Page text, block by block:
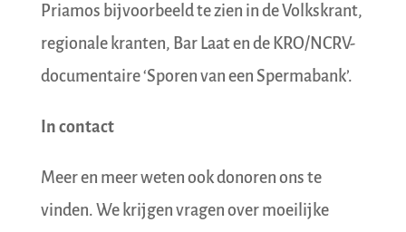
Priamos bijvoorbeeld te zien in de Volkskrant,
regionale kranten, Bar Laat en de KRO/NCRV-
documentaire ‘Sporen van een Spermabank’.
In contact
Meer en meer weten ook donoren ons te
vinden. We krijgen vragen over moeilijke